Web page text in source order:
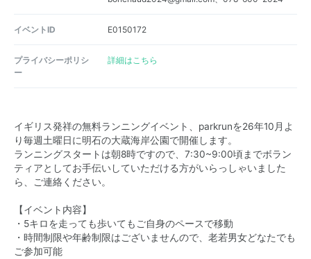
イベントID E0150172
プライバシーポリシ
ー
詳細はこちら
イギリス発祥の無料ランニングイベント、parkrunを26年10月よ
り毎週土曜日に明石の大蔵海岸公園で開催します。
ランニングスタートは朝8時ですので、7:30~9:00頃までボラン
ティアとしてお手伝いしていただける方がいらっしゃいました
ら、ご連絡ください。
【イベント内容】
・5キロを走っても歩いてもご自身のペースで移動
・時間制限や年齢制限はございませんので、老若男女どなたでも
ご参加可能